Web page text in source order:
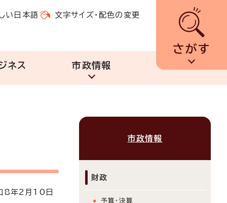
い日本語 文字サイズ・配色の変更
さがす
ネス 市政情報
年2月10日
市政情報
財政
予算・決算